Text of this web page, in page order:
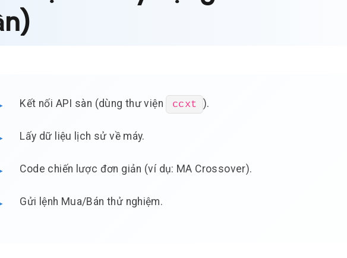
Kết nối API sàn (dùng thư viện ccxt ).
Lấy dữ liệu lịch sử về máy.
Code chiến lược đơn giản (ví dụ: MA Crossover).
Gửi lệnh Mua/Bán thử nghiệm.